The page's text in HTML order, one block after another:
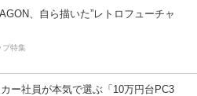
、自ら描いた”レトロフューチャ
プ特集
ー社員が本気で選ぶ「10万円台PC3